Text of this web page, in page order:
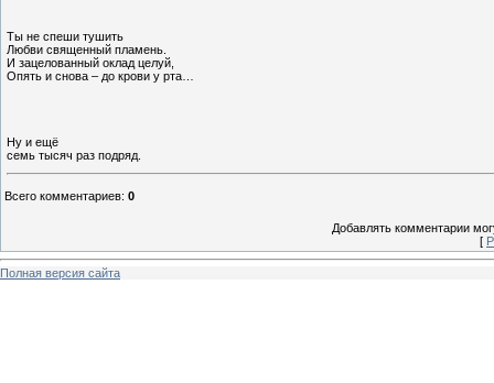
Ты не спеши тушить
Любви священный пламень.
И зацелованный оклад целуй,
Опять и снова – до крови у рта…
Ну и ещё
семь тысяч раз подряд.
Всего комментариев: 0
Добавлять комментарии
[
Полная версия сайта